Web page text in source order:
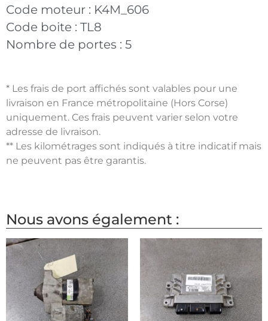
Code moteur : K4M_606
Code boite : TL8
Nombre de portes : 5
* Les frais de port affichés sont valables pour une
livraison en France métropolitaine (Hors Corse)
uniquement. Ces frais peuvent varier selon votre
adresse de livraison.
** Les kilométrages sont indiqués à titre indicatif mais
ne peuvent pas être garantis.
Nous avons également :